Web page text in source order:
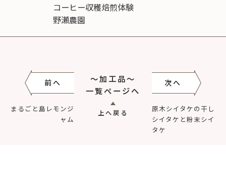
コーヒー収穫焙煎体験
野瀬農園
前へ
まるごと島レモンジ
ャム
～加工品～
一覧ページへ
上へ戻る
次へ
原木シイタケの干し
シイタケと粉末シイ
タケ